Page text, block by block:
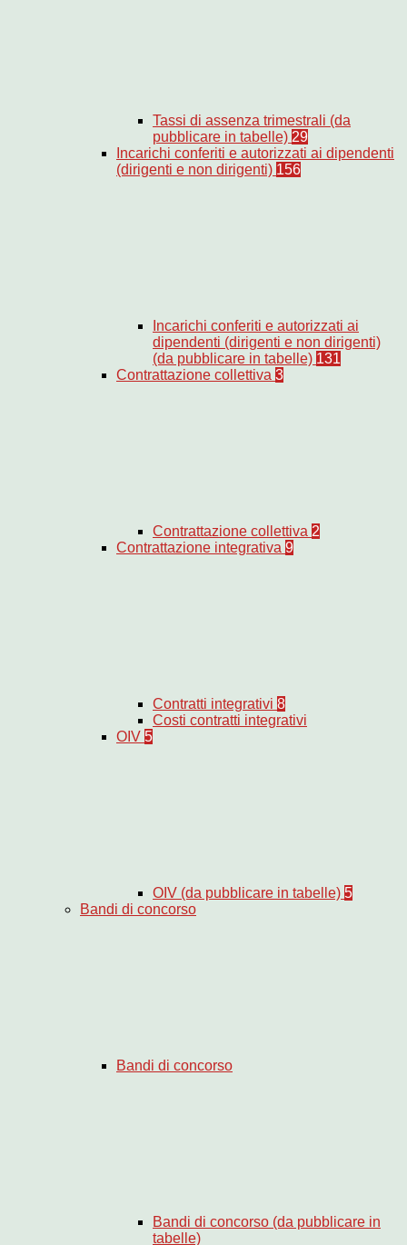
Tassi di assenza trimestrali (da
pubblicare in tabelle) 29
Incarichi conferiti e autorizzati ai dipendenti
(dirigenti e non dirigenti) 156
Incarichi conferiti e autorizzati ai
dipendenti (dirigenti e non dirigenti)
(da pubblicare in tabelle) 131
Contrattazione collettiva 3
Contrattazione collettiva 2
Contrattazione integrativa 9
Contratti integrativi 8
Costi contratti integrativi
OIV 5
OIV (da pubblicare in tabelle) 5
Bandi di concorso
Bandi di concorso
Bandi di concorso (da pubblicare in
tabelle)